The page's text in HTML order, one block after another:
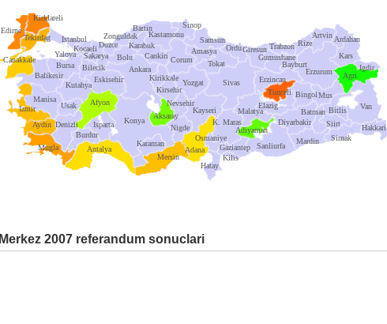
Ankara
Kirklareli
Edirne
Tekirdag
Canakkale
Balikesir
Bursa
Istanbul
Kocaeli
Sakarya
Zonguldak
Bolu
Bilecik
Eskisehir
Kutahya
Manisa
Izmir
Aydin
Mugla
Denizli
Burdur
Usak Afyon
Isparta
Antalya
Konya
Mersin
Kirsehir
Cankiri
Kastamonu
Sinop
Corum
Yozgat
Nevsehir
Nigde
Adana
Hatay
K. Maras
Kayseri
Sivas
Tokat
Amasya
Samsun
OrduGiresun
Erzincan
Malatya
Gaziantep Sanliurfa
Adiyaman
Gumushane
Trabzon Rize
Erzurum
Artvin
Kars
Agri
Tunceli
Elazig
Diyarbakir
Mardin
Siirt
Bitlis
BingolMus
Van
Hakkari
Kirikkale
Bayburt
Karaman
Aksaray
Kilis
Ardahan
Duzce Karabuk
Bartin
Osmaniye
Igdir
Batman
Sirnak
Yalova
Merkez 2007 referandum sonuclari